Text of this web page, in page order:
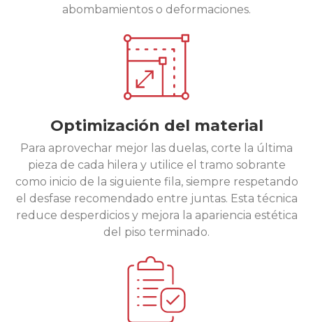
abombamientos o deformaciones.
Optimización del material
Para aprovechar mejor las duelas, corte la última
pieza de cada hilera y utilice el tramo sobrante
como inicio de la siguiente fila, siempre respetando
el desfase recomendado entre juntas. Esta técnica
reduce desperdicios y mejora la apariencia estética
del piso terminado.